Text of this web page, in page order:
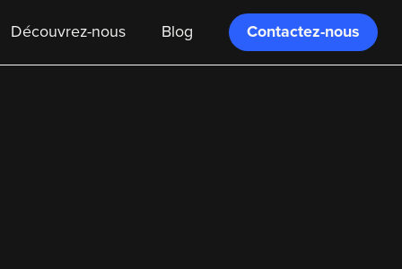
Découvrez-nous Blog Contactez-nous